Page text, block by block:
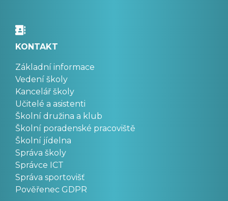
KONTAKT
Základní informace
Vedení školy
Kancelář školy
Učitelé a asistenti
Školní družina a klub
Školní poradenské pracoviště
Školní jídelna
Správa školy
Správce ICT
Správa sportovišť
Pověřenec GDPR